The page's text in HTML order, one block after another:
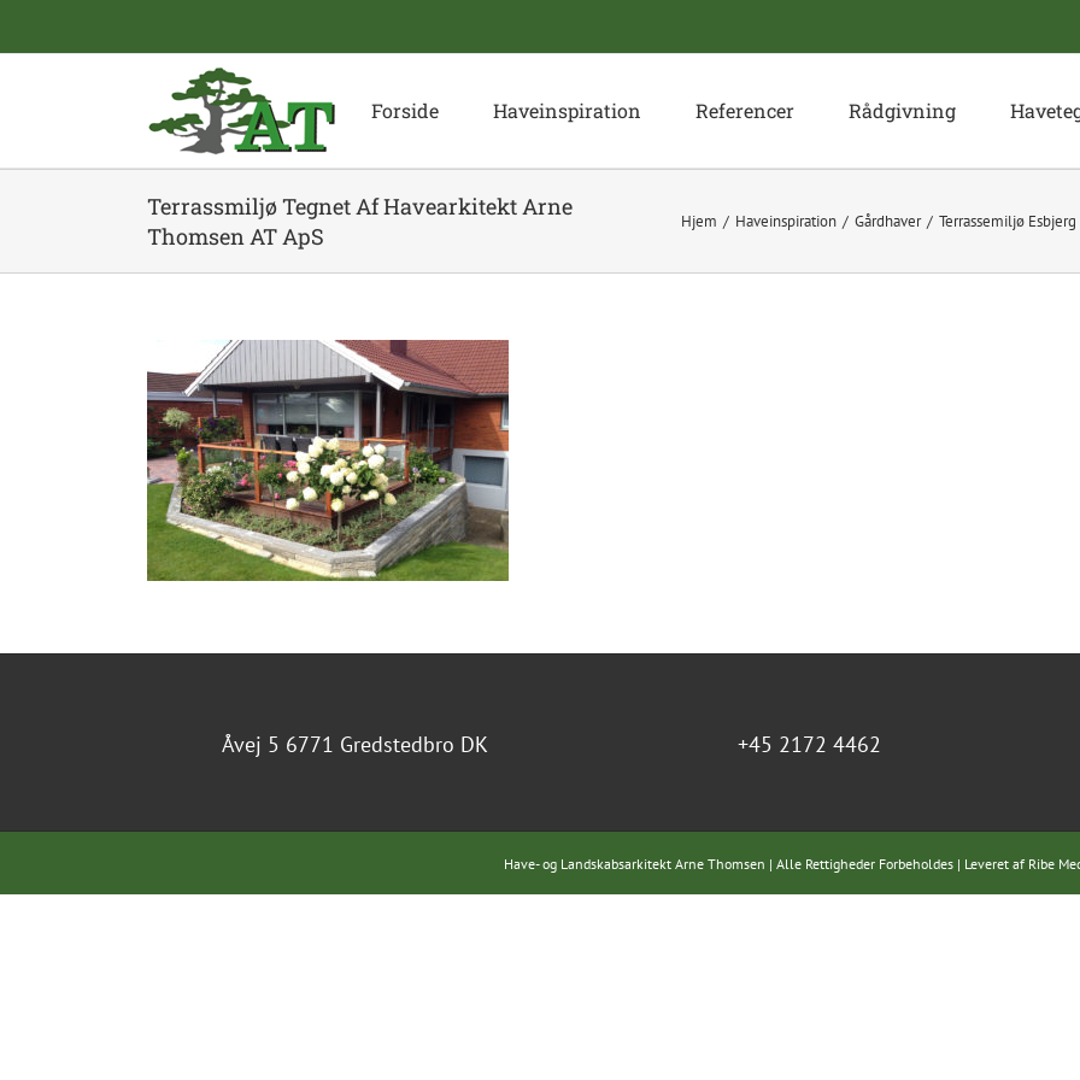
content
Forside Haveinspiration Referencer Rådgivning
Terrassmiljø Tegnet Af Havearkitekt Arne
Thomsen AT ApS
Hjem Haveinspiration Gårdhaver Terrassemiljø Esbjerg
Åvej 5 6771 Gredstedbro DK +45 2172 4462
Have- og Landskabsarkitekt Arne Thomsen | Alle Rettigheder Forbeholdes | Leveret af Ribe